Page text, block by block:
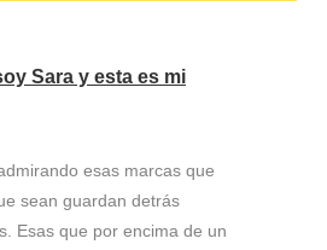
Sara y esta es mi
esas marcas que
sean guardan detrás
Esas que por encima de un